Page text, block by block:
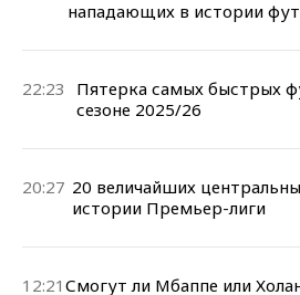
нападающих в истории
22:23
Пятерка самых быстрых
сезоне 2025/26
20:27 20 величайших
истории Премьер-лиги
12:21 Смогут ли Мбаппе или